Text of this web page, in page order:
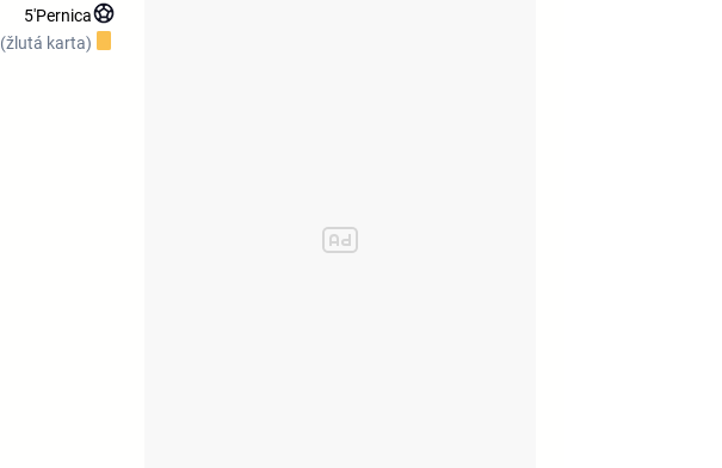
5'Pernica
(žlutá karta)